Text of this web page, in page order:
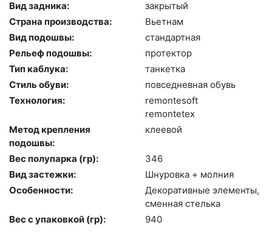
Вид задника:
зак­ры­тый
Страна производства:
Вь­ет­нам
Вид подошвы:
стан­дарт­ная
Рельеф подошвы:
про­тек­тор
Тип каблука:
тан­кетка
Стиль обуви:
пов­седнев­ная обувь
Технология:
re­mon­te­soft
re­mon­te­tex
Метод крепления
подошвы:
кле­евой
Вес полупарка (гр):
346
Вид застежки:
Шну­ров­ка + мол­ния
Особенности:
Де­кора­тив­ные эле­мен­ты,
смен­ная стель­ка
Вес с упаковкой (гр):
940